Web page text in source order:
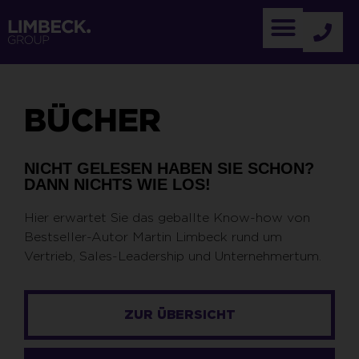
BÜCHER
NICHT GELESEN HABEN SIE SCHON?
DANN NICHTS WIE LOS!
Hier erwartet Sie das geballte Know-how von
Bestseller-Autor Martin Limbeck rund um
Vertrieb, Sales-Leadership und Unternehmertum.
ZUR ÜBERSICHT